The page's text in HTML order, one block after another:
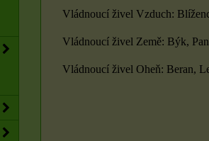
Vládnoucí živel Vzduch:
Vládnoucí živel Země: Býk,
Vládnoucí živel Oheň: Beran,